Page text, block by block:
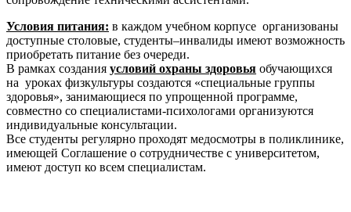
Условия питания: в каждом учебном корпусе организованы
доступные столовые, студенты–инвалиды имеют возможность
приобретать питание без очереди.
В рамках создания условий охраны здоровья обучающихся
на уроках физкультуры создаются «специальные группы
здоровья», занимающиеся по упрощенной программе,
совместно со специалистами-психологами организуются
индивидуальные консультации.
Все студенты регулярно проходят медосмотры в поликлинике,
имеющей Соглашение о сотрудничестве с университетом,
имеют доступ ко всем специалистам.